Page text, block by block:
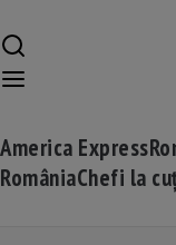
America Express
RomâniaChefi la